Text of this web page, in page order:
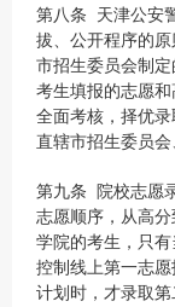
第八条 天津公安
拔、公开程序的
市招生委员会制
考生填报的志愿
全面考核，择优录
直辖市招生委员
第九条 院校志愿
志愿顺序，从高
学院的考生，只
控制线上第一志
计划时，才录取